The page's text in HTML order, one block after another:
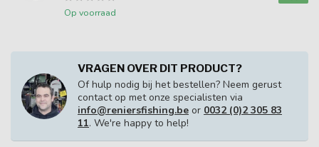
Op voorraad
VRAGEN OVER DIT PRODUCT?
Of hulp nodig bij het bestellen? Neem gerust
contact op met onze specialisten via
info@reniersfishing.be or 0032 (0)2 305 83
11. We're happy to help!